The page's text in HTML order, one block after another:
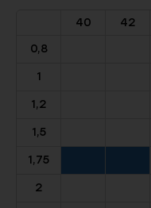
40 42
0,8
1
1,2
1,5
1,75
2